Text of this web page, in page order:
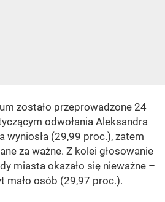
zostało przeprowadzone 24
odwołania Aleksandra
wyniosła (29,99 proc.), zatem
za ważne. Z kolei głosowanie
miasta okazało się nieważne –
mało osób (29,97 proc.).